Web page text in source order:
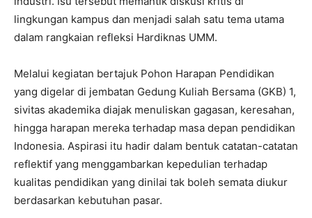
lingkungan kampus dan menjadi salah satu tema utama
dalam rangkaian refleksi Hardiknas UMM.
Melalui kegiatan bertajuk Pohon Harapan Pendidikan
yang digelar di jembatan Gedung Kuliah Bersama (GKB) 1,
sivitas akademika diajak menuliskan gagasan, keresahan,
hingga harapan mereka terhadap masa depan pendidikan
Indonesia. Aspirasi itu hadir dalam bentuk catatan-catatan
reflektif yang menggambarkan kepedulian terhadap
kualitas pendidikan yang dinilai tak boleh semata diukur
berdasarkan kebutuhan pasar.